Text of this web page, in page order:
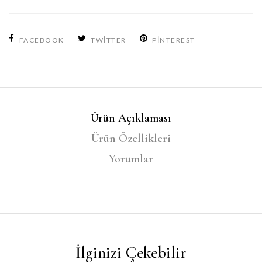
FACEBOOK TWITTER PINTEREST
Ürün Açıklaması
Ürün Özellikleri
Yorumlar
İlginizi Çekebilir